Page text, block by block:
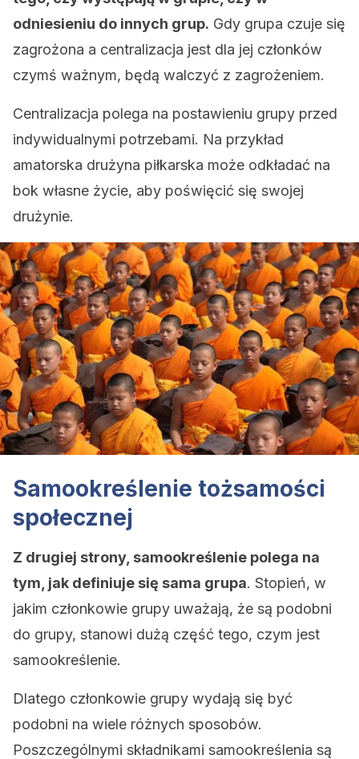
odniesieniu do innych grup. Gdy grupa czuje się
zagrożona a centralizacja jest dla jej członków
czymś ważnym, będą walczyć z zagrożeniem.
Centralizacja polega na postawieniu grupy przed
indywidualnymi potrzebami. Na przykład
amatorska drużyna piłkarska może odkładać na
bok własne życie, aby poświęcić się swojej
drużynie.
Samookreślenie tożsamości
społecznej
Z drugiej strony, samookreślenie polega na
tym, jak definiuje się sama grupa. Stopień, w
jakim członkowie grupy uważają, że są podobni
do grupy, stanowi dużą część tego, czym jest
samookreślenie.
Dlatego członkowie grupy wydają się być
podobni na wiele różnych sposobów.
Poszczególnymi składnikami samookreślenia są